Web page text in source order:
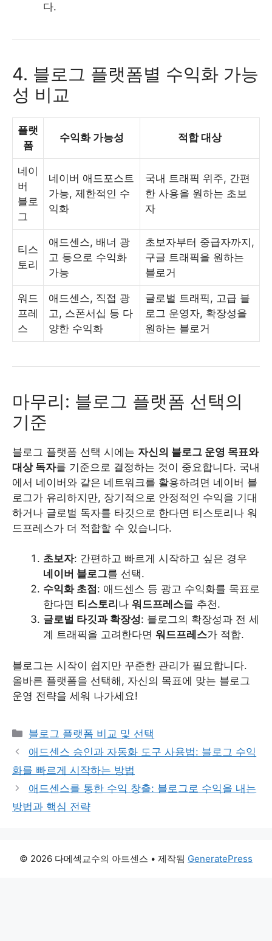
다.
4. 블로그 플랫폼별 수익화 가능
성 비교
플랫
폼
수익화 가능성 적합 대상
네이
버
블로
그
네이버 애드포스트
가능, 제한적인 수
익화
국내 트래픽 위주, 간편
한 사용을 원하는 초보
자
티스
토리
애드센스, 배너 광
고 등으로 수익화
가능
초보자부터 중급자까지,
구글 트래픽을 원하는
블로거
워드
프레
스
애드센스, 직접 광
고, 스폰서십 등 다
양한 수익화
글로벌 트래픽, 고급 블
로그 운영자, 확장성을
원하는 블로거
마무리: 블로그 플랫폼 선택의
기준
블로그 플랫폼 선택 시에는 자신의 블로그 운영 목표와
대상 독자를 기준으로 결정하는 것이 중요합니다. 국내
에서 네이버와 같은 네트워크를 활용하려면 네이버 블
로그가 유리하지만, 장기적으로 안정적인 수익을 기대
하거나 글로벌 독자를 타깃으로 한다면 티스토리나 워
드프레스가 더 적합할 수 있습니다.
초보자: 간편하고 빠르게 시작하고 싶은 경우
네이버 블로그를 선택.
수익화 초점 : 애드센스 등 광고 수익화를 목표로
한다면 티스토리 나 워드프레스를 추천.
글로벌 타깃과 확장성: 블로그의 확장성과 전 세
계 트래픽을 고려한다면 워드프레스가 적합.
블로그는 시작이 쉽지만 꾸준한 관리가 필요합니다.
올바른 플랫폼을 선택해, 자신의 목표에 맞는 블로그
운영 전략을 세워 나가세요!
카
테
고
리
블로그 플랫폼 비교 및 선택
애드센스 승인과 자동화 도구 사용법: 블로그 수익
화를 빠르게 시작하는 방법
애드센스를 통한 수익 창출: 블로그로 수익을 내는
방법과 핵심 전략
© 2026 다메섹교수의 아트센스 • 제작됨 GeneratePress